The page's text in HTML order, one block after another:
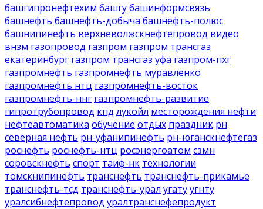
башгипронефтехим башгубашинформсвязь
башнефть башнефть-добыча башнефть-полюс
башнипинефть верхневолжскнефтепровод видео
внзм газопровод газпром газпром трансгаз
екатеринбург газпром трансгаз уфа газпром-пхг
газпромнефть газпромнефть муравленко
газпромнефть нтц газпромнефть-восток
газпромнефть-ннг газпромнефть-развитие
гипротрубопровод кпд лукойл месторождения нефти
нефтеавтоматика обучение отдых праздник рн
северная нефть рн-уфанипинефть рн-юганскнефтегаз
роснефть роснефть-нтц росэнергоатом сзмн
соровскнефть спорт таиф-нк технологии
томскнипинефть транснефть транснефть-прикамье
транснефть-тсд транснефть-урал угатуугнту
уралсибнефтепровод уралтранснефепродукт